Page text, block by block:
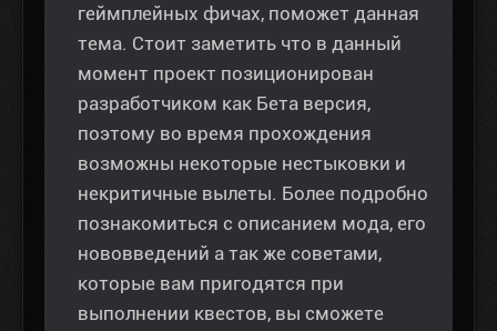
геймплейных фичах, поможет данная
тема. Стоит заметить что в данный
момент проект позиционирован
разработчиком как Бета версия,
поэтому во время прохождения
возможны некоторые нестыковки и
некритичные вылеты. Более подробно
познакомиться с описанием мода, его
нововведений а так же советами,
которые вам пригодятся при
выполнении квестов, вы сможете